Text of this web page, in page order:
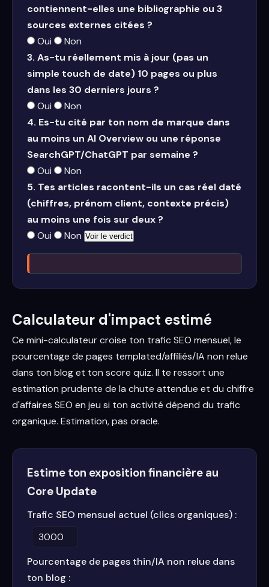
contiennent-elles une bibliographie ou 3
sources externes citées ?
Oui
Non
3. As-tu réellement mis à jour (pas un
simple touch de date) 10 pages ou plus
dans les 30 derniers jours ?
Oui
Non
4. Es-tu cité par ton nom de marque dans
au moins un AI Overview ou une réponse
SearchGPT/ChatGPT par semaine ?
Oui
Non
5. Tes articles racontent-ils un cas réel daté
(chiffres, prénom client, contexte précis)
au moins une fois sur deux ?
Oui
Non Voir le verdict
Calculateur d'impact estimé
Ce mini-calculateur croise ton trafic SEO mensuel, le
pourcentage de pages templated/affiliés/IA non relue
dans ton blog et ton score quiz. Il te ressort une
estimation prudente de la chute attendue et du chiffre
d'affaires SEO en jeu si ton activité dépend du trafic
organique. Estimation, pas oracle.
Estime ton exposition financière au
Core Update
Trafic SEO mensuel actuel (clics organiques) :
Pourcentage de pages thin/IA non relue dans
ton blog :